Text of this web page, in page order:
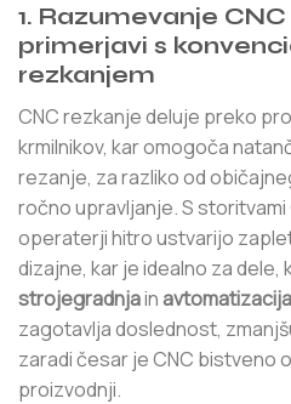
1. Razumevanje
primerjavi s
rezkanjem
CNC rezkanje deluje preko
krmilnikov, kar omogoča
rezanje, za razliko od
ročno upravljanje. S storitvami
operaterji hitro ustvarijo
dizajne, kar je idealno za
strojegradnjain avtomatizacija
zagotavlja doslednost,
zaradi česar je CNC bistveno
proizvodnji.